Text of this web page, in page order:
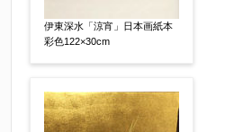
伊東深水「涼宵」日本画紙本
彩色122×30cm